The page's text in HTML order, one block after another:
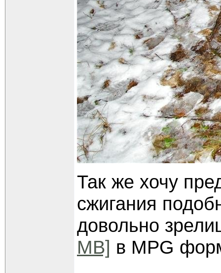
Так же хочу
сжигания
довольно
MB] в MPG